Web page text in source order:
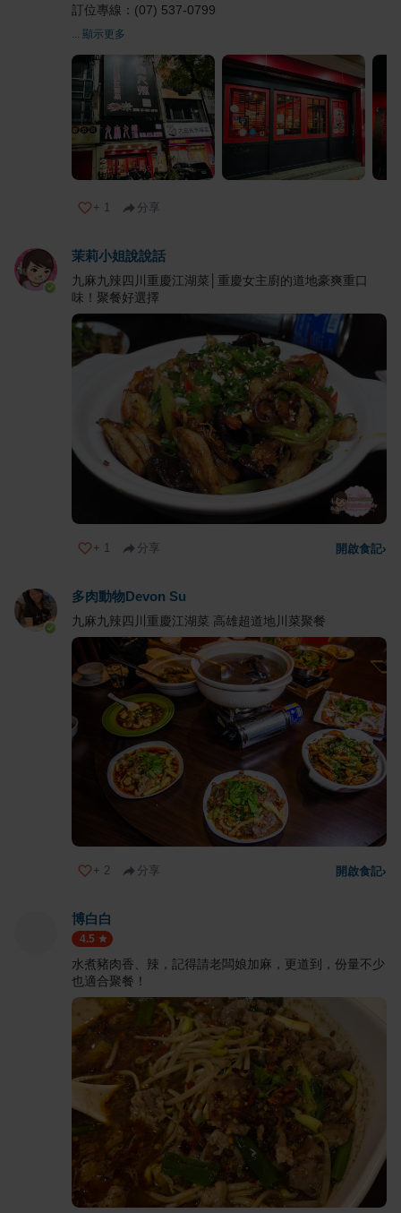
訂位專線：(07) 537-0799
... 顯示更多
+ 1 分享
茉莉小姐說說話
九麻九辣四川重慶江湖菜│重慶女主廚的道地豪爽重口
味！聚餐好選擇
+ 1 分享 開啟食記›
多肉動物Devon Su
九麻九辣四川重慶江湖菜 高雄超道地川菜聚餐
+ 2 分享 開啟食記›
博白白
4.5
水煮豬肉香、辣，記得請老闆娘加麻，更道到，份量不少
也適合聚餐！